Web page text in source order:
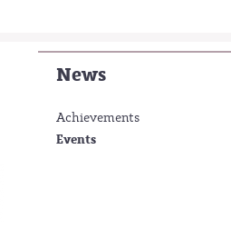
News
Achievements
Events